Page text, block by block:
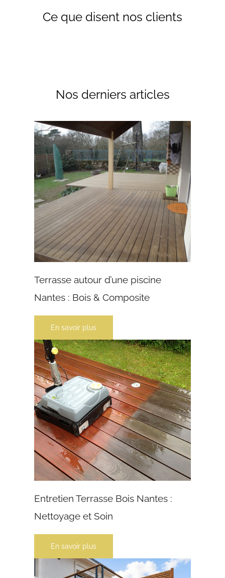
Ce que disent nos clients
Nos derniers articles
Terrasse autour d’une piscine
Nantes : Bois & Composite
En savoir plus
Entretien Terrasse Bois Nantes :
Nettoyage et Soin
En savoir plus